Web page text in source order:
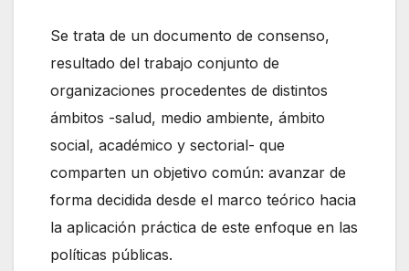
Se trata de un documento de consenso,
resultado del trabajo conjunto de
organizaciones procedentes de distintos
ámbitos -salud, medio ambiente, ámbito
social, académico y sectorial- que
comparten un objetivo común: avanzar de
forma decidida desde el marco teórico hacia
la aplicación práctica de este enfoque en las
políticas públicas.